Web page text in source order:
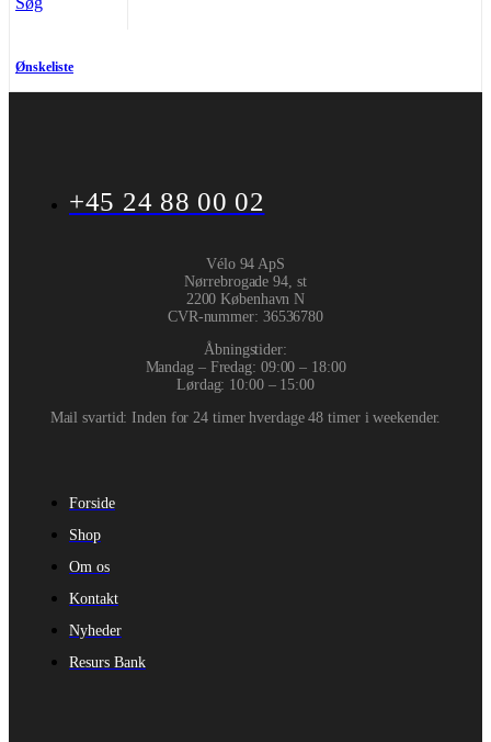
Ønskeliste
+45 24 88 00 02
Vélo 94 ApS
Nørrebrogade 94, st
2200 København N
CVR-nummer: 36536780
Åbningstider:
Mandag – Fredag: 09:00 – 18:00
Lørdag: 10:00 – 15:00
Mail svartid: Inden for 24 timer hverdage 48 timer i weekender.
Forside
Shop
Om os
Kontakt
Nyheder
Resurs Bank